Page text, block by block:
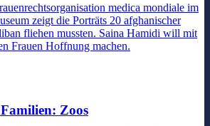
medica mondiale im
zeigt die Porträts 20 afghanischer
fliehen mussten. Saina Hamidi will mit
Frauen Hoffnung machen.
Zoos